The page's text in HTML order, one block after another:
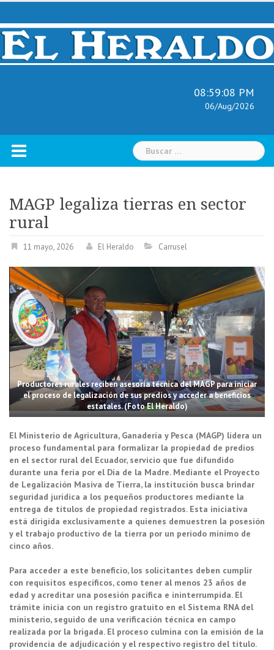
Skip
content
08:59:09 PM
06/Aug/2026
Buscar:
MAGP legaliza tierras en sector
rural
11 mayo, 2026 El Heraldo Carrusel
Productores rurales reciben asesoría técnica del MAGP para iniciar
el proceso de legalización de sus predios y acceder a beneficios
estatales. (Foto El Heraldo)
El Ministerio de Agricultura, Ganadería y Pesca (MAGP) lidera un
proceso fundamental para formalizar la propiedad de predios
en el sector rural del Ecuador, servicio que fue difundido
durante una feria por el Día de la Madre. Mediante el Proyecto
de Legalización Masiva de Tierra, la institución busca brindar
seguridad jurídica a los pequeños productores mediante la
entrega de títulos de propiedad registrados. Esta iniciativa
está dirigida exclusivamente a quienes demuestren la posesión
y el trabajo productivo de la tierra por un periodo mínimo de
cinco años.
Para acceder a este beneficio, los solicitantes deben cumplir
con requisitos específicos, como tener al menos 23 años de
edad y acreditar una posesión pacífica e ininterrumpida. El
trámite inicia con un registro gratuito en el Sistema RNA del
ministerio, seguido de una verificación técnica en campo
realizada por la brigada. El proceso culmina con la emisión de la
providencia de adjudicación y el respectivo registro del título.